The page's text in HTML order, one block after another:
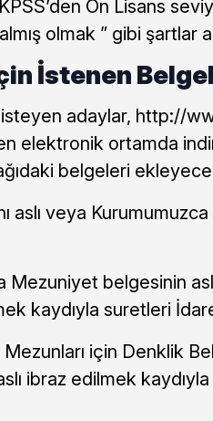
KPSS’den Ön Lisans
olmak ” gibi şartlar
İstenen
isteyen adaylar, http://
elektronik ortamda
belgeleri
aslı veya
Mezuniyet belgesinin
kaydıyla suretleri
Mezunları için Denklik
ibraz edilmek